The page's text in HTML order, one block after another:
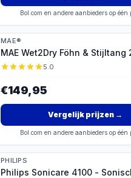
Bol.com en andere aanbieders op één
MAE®
MAE Wet2Dry Föhn & Stijltang
5.0
€149,95
Vergelijk prijzen→
Bol.com en andere aanbieders op één
PHILIPS
Philips Sonicare 4100 -